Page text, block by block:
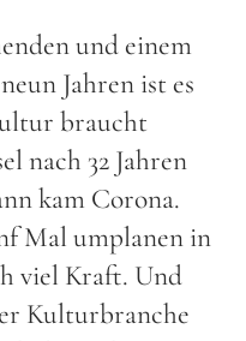
und einem
Jahren ist es
braucht
nach 32 Jahren
kam Corona.
Mal umplanen in
viel Kraft. Und
Kulturbranche